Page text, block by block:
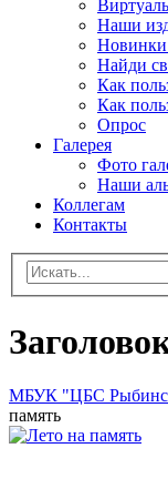
Наши
Найди
Как
Как
Опрос
Галерея
Фото
Наши
Коллегам
Контакты
МБУК "ЦБС
память